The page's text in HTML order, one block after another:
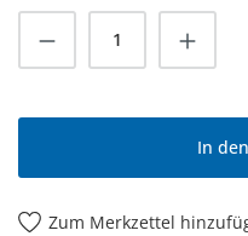
Produkt Anzahl:
In
Zum Merkzettel